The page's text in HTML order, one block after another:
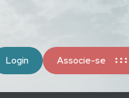
Login Associe-se